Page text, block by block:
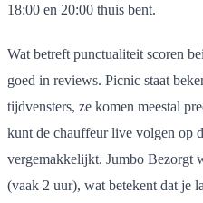
18:00 en 20:00 thuis bent.
Wat betreft punctualiteit scoren
goed in reviews. Picnic staat
tijdvensters, ze komen meestal
kunt de chauffeur live volgen op
vergemakkelijkt. Jumbo Bezorgt
(vaak 2 uur), wat betekent dat je